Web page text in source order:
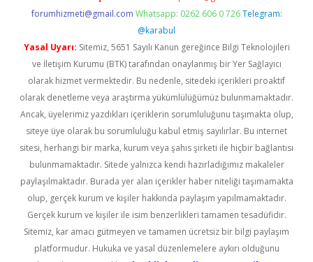
forumhizmeti@gmail.com Whatsapp: 0262 606 0 726 Telegram:
@karabul
Yasal Uyarı: Sitemiz, 5651 Sayılı Kanun gereğince Bilgi Teknolojileri
ve İletişim Kurumu (BTK) tarafından onaylanmış bir Yer Sağlayıcı
olarak hizmet vermektedir. Bu nedenle, sitedeki içerikleri proaktif
olarak denetleme veya araştırma yükümlülüğümüz bulunmamaktadır.
Ancak, üyelerimiz yazdıkları içeriklerin sorumluluğunu taşımakta olup,
siteye üye olarak bu sorumluluğu kabul etmiş sayılırlar. Bu internet
sitesi, herhangi bir marka, kurum veya şahıs şirketi ile hiçbir bağlantısı
bulunmamaktadır. Sitede yalnızca kendi hazırladığımız makaleler
paylaşılmaktadır. Burada yer alan içerikler haber niteliği taşımamakta
olup, gerçek kurum ve kişiler hakkında paylaşım yapılmamaktadır.
Gerçek kurum ve kişiler ile isim benzerlikleri tamamen tesadüfidir.
Sitemiz, kar amacı gütmeyen ve tamamen ücretsiz bir bilgi paylaşım
platformudur. Hukuka ve yasal düzenlemelere aykırı olduğunu